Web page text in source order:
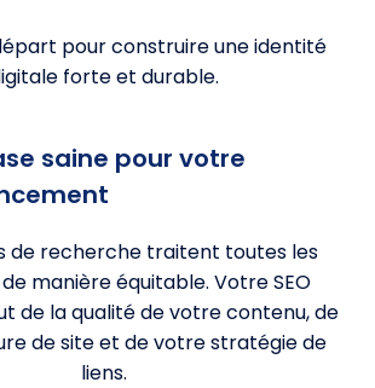
pour construire une identité
forte et durable.
saine pour votre
de recherche traitent toutes les
manière équitable. Votre SEO
de la qualité de votre contenu, de
de site et de votre stratégie de
liens.